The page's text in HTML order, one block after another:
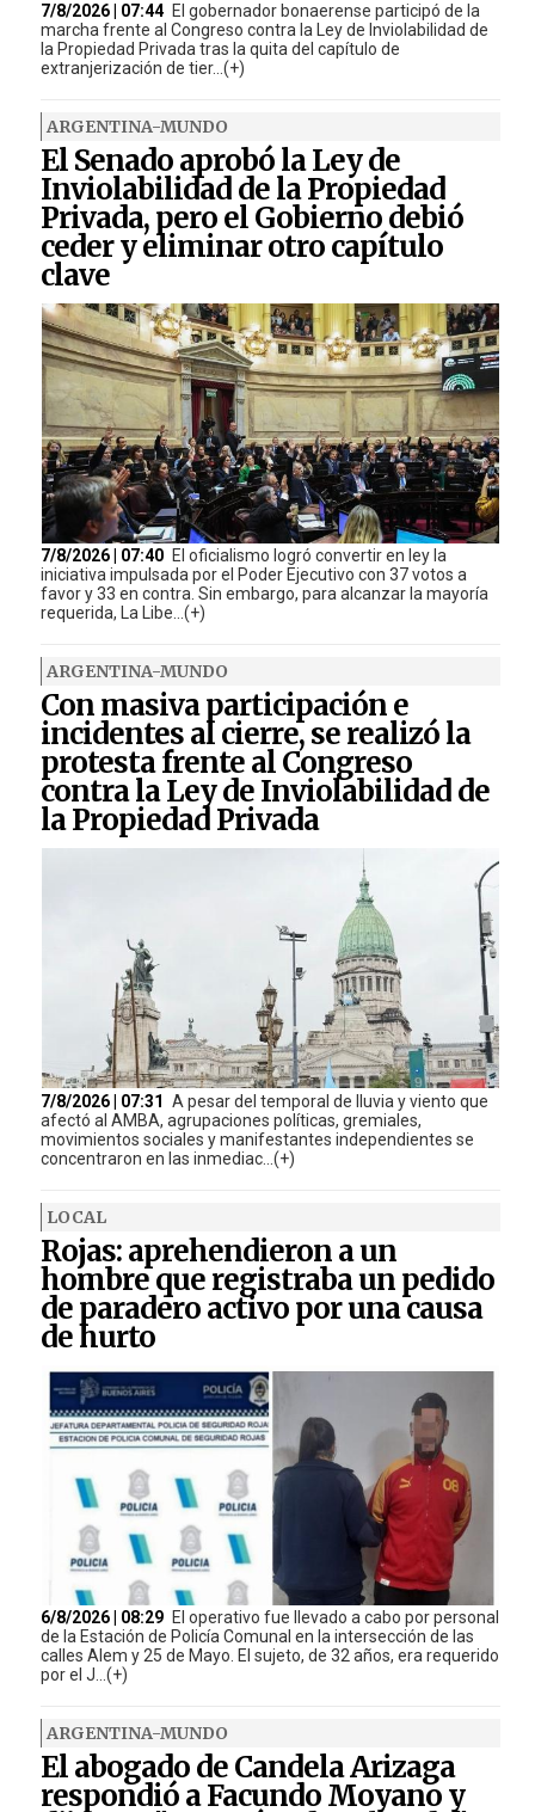
7/8/2026 | 07:44 El gobernador bonaerense participó de la
marcha frente al Congreso contra la Ley de Inviolabilidad de
la Propiedad Privada tras la quita del capítulo de
extranjerización de tier...(+)
ARGENTINA-MUNDO
El Senado aprobó la Ley de
Inviolabilidad de la Propiedad
Privada, pero el Gobierno debió
ceder y eliminar otro capítulo
clave
7/8/2026 | 07:40 El oficialismo logró convertir en ley la
iniciativa impulsada por el Poder Ejecutivo con 37 votos a
favor y 33 en contra. Sin embargo, para alcanzar la mayoría
requerida, La Libe...(+)
ARGENTINA-MUNDO
Con masiva participación e
incidentes al cierre, se realizó la
protesta frente al Congreso
contra la Ley de Inviolabilidad de
la Propiedad Privada
7/8/2026 | 07:31 A pesar del temporal de lluvia y viento que
afectó al AMBA, agrupaciones políticas, gremiales,
movimientos sociales y manifestantes independientes se
concentraron en las inmediac...(+)
LOCAL
Rojas: aprehendieron a un
hombre que registraba un pedido
de paradero activo por una causa
de hurto
6/8/2026 | 08:29 El operativo fue llevado a cabo por personal
de la Estación de Policía Comunal en la intersección de las
calles Alem y 25 de Mayo. El sujeto, de 32 años, era requerido
por el J...(+)
ARGENTINA-MUNDO
El abogado de Candela Arizaga
respondió a Facundo Moyano y